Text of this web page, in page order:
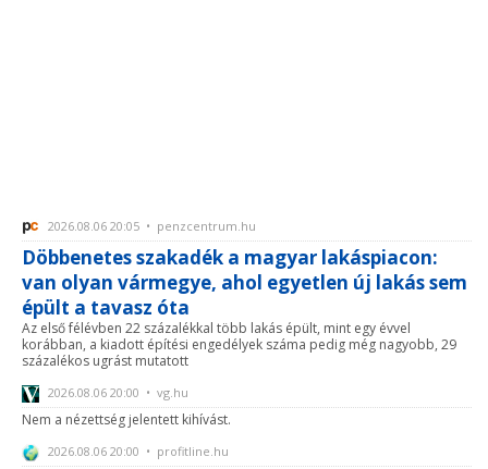
2026.08.06 20:05 • penzcentrum.hu
Döbbenetes szakadék a magyar lakáspiacon:
van olyan vármegye, ahol egyetlen új lakás sem
épült a tavasz óta
Az első félévben 22 százalékkal több lakás épült, mint egy évvel
korábban, a kiadott építési engedélyek száma pedig még nagyobb, 29
százalékos ugrást mutatott
2026.08.06 20:00 • vg.hu
Nem a nézettség jelentett kihívást.
2026.08.06 20:00 • profitline.hu